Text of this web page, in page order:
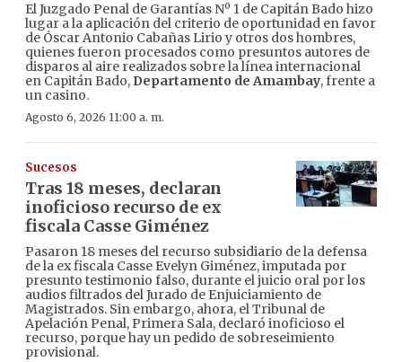
El Juzgado Penal de Garantías Nº 1 de Capitán Bado hizo
lugar a la aplicación del criterio de oportunidad en favor
de Óscar Antonio Cabañas Lirio y otros dos hombres,
quienes fueron procesados como presuntos autores de
disparos al aire realizados sobre la línea internacional
en Capitán Bado, Departamento de Amambay, frente a
un casino.
Agosto 6, 2026 11:00 a. m.
Sucesos
Tras 18 meses, declaran
inoficioso recurso de ex
fiscala Casse Giménez
Pasaron 18 meses del recurso subsidiario de la defensa
de la ex fiscala Casse Evelyn Giménez, imputada por
presunto testimonio falso, durante el juicio oral por los
audios filtrados del Jurado de Enjuiciamiento de
Magistrados. Sin embargo, ahora, el Tribunal de
Apelación Penal, Primera Sala, declaró inoficioso el
recurso, porque hay un pedido de sobreseimiento
provisional.